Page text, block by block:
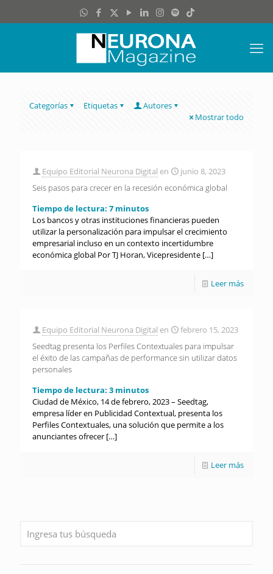
Categorías Etiquetas
Autores
Mostrar todo
Equipo Editorial Neurona Digital en
junio 8, 2023
Seis pasos para crecer en la recesión económica global
Tiempo de lectura: 7 minutos
Los bancos y otras instituciones financieras pueden
utilizar la personalización para impulsar el crecimiento
empresarial incluso en un contexto incertidumbre
económica global Por TJ Horan, Vicepresidente […]
Leer más
Equipo Editorial Neurona Digital en
febrero 15, 2023
Seedtag presenta los Perfiles Contextuales para impulsar
el éxito de las campañas de performance sin utilizar datos
personales
Tiempo de lectura: 3 minutos
Ciudad de México, 14 de febrero, 2023 – Seedtag,
empresa líder en Publicidad Contextual, presenta los
Perfiles Contextuales, una solución que permite a los
anunciantes ofrecer […]
Leer más